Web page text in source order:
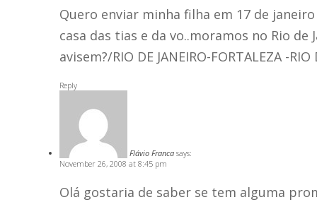
Quero enviar minha filha em 17 de
casa das tias e da vo..moramos no Rio
avisem?/RIO DE JANEIRO-FORTALEZA -RIO
Reply
Flávio Franca says:
November 26, 2008 at 8:45 pm
Olá gostaria de saber se tem alguma